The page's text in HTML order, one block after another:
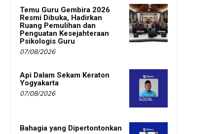
Temu Guru Gembira 2026
Resmi Dibuka, Hadirkan
Ruang Pemulihan dan
Penguatan Kesejahteraan
Psikologis Guru
07/08/2026
Api Dalam Sekam Keraton
Yogyakarta
07/08/2026
Bahagia yang Dipertontonkan